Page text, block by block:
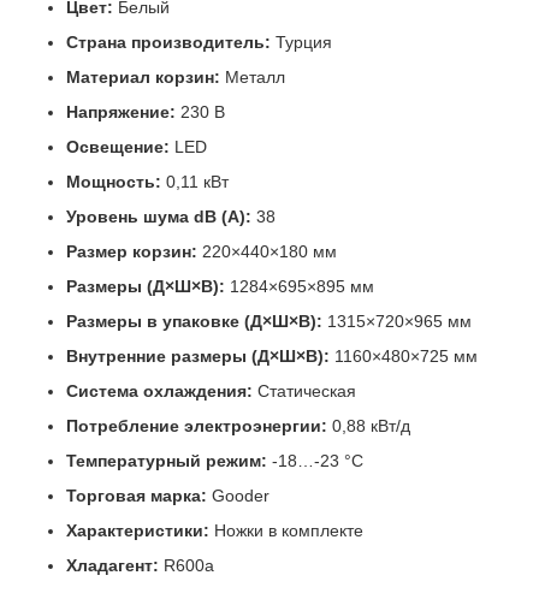
Цвет: Белый
Страна производитель: Турция
Материал корзин: Металл
Напряжение: 230 В
Освещение: LED
Мощность: 0,11 кВт
Уровень шума dB (A): 38
Размер корзин: 220×440×180 мм
Размеры (Д×Ш×В): 1284×695×895 мм
Размеры в упаковке (Д×Ш×В): 1315×720×965 мм
Внутренние размеры (Д×Ш×В): 1160×480×725 мм
Система охлаждения: Статическая
Потребление электроэнергии: 0,88 кВт/д
Температурный режим: -18…-23 °C
Торговая марка: Gooder
Характеристики: Ножки в комплекте
Хладагент: R600a